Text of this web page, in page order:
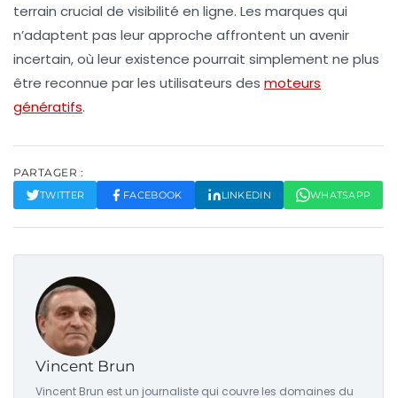
terrain crucial de visibilité en ligne. Les marques qui
n’adaptent pas leur approche affrontent un avenir
incertain, où leur existence pourrait simplement ne plus
être reconnue par les utilisateurs des moteurs
génératifs.
PARTAGER :
TWITTER FACEBOOK LINKEDIN WHATSAPP
Vincent Brun
Vincent Brun est un journaliste qui couvre les domaines du